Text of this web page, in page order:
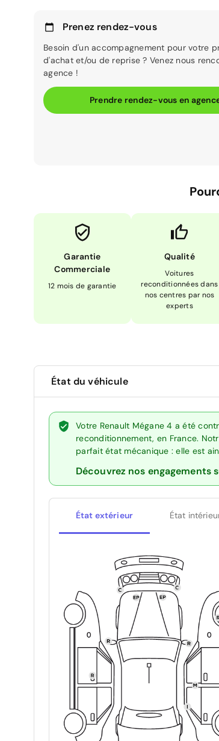
Prenez rendez-vous
Besoin d'un accompagnement pour votre
d'achat et/ou de reprise ? Venez nous
agence !
Prendre rendez-vous en
Garantie
Commerciale
12 mois de garantie
Qualité
Voitures
reconditionnées dans
nos centres par nos
experts
État du véhicule
Votre Renault Mégane 4 a été
reconditionnement, en France.
parfait état mécanique : elle est
Découvrez nos engagements
État extérieur État